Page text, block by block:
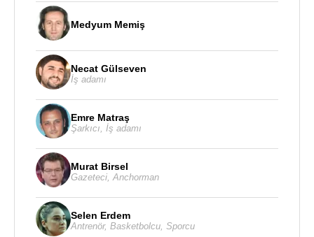
ayakla oyun kurma becerisi de önemli olduğu için,
Alex Meretzaman içinde pas bağlantılarında ve
savunma arkasına atılan toplara çıkışlarda kendini
geliştirmiştir. Baskı altında sakin kalabilmesi, onu
özellikle büyük maçlarda güven veren bir kaleci
Alex Meret,İtalya Millî Futbol Takımı
da yer almıştır.
çıkmasına rağmen, millî takım kadrolarında yer
alması onun ülkesindeki kaleci jenerasyonu içinde
Altyapı kariyeri:
Medyum Memiş
Necat Gülseven
İş adamı
Emre Matraş
Şarkıcı İş adamı
Murat Birsel
Gazeteci Anchorman
Selen Erdem
Antrenör, Basketbolcu Sporcu